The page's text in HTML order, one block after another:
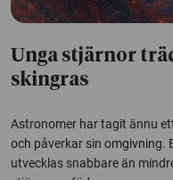
Unga stjärnor
skingras
Astronomer har tagit ännu
och påverkar sin omgivning.
utvecklas snabbare än